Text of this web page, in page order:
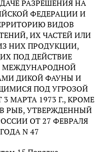
РАЗРЕШЕНИЯ НА
ФЕДЕРАЦИИ И
ВИДОВ
ИХ ЧАСТЕЙ ИЛИ
НИХ ПРОДУКЦИИ,
ПОД ДЕЙСТВИЕ
МЕЖДУНАРОДНОЙ
ДИКОЙ ФАУНЫ И
ПОД УГРОЗОЙ
МАРТА 1973 Г., КРОМЕ
РЫБ, УТВЕРЖДЕННЫЙ
ОТ 27 ФЕВРАЛЯ
N 47